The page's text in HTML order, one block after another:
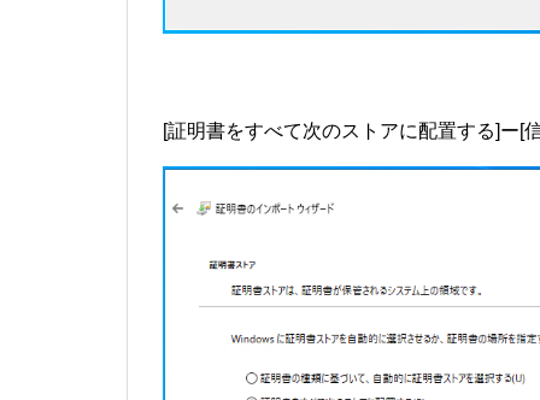
[証明書をすべて次のストアに配置する]ー[